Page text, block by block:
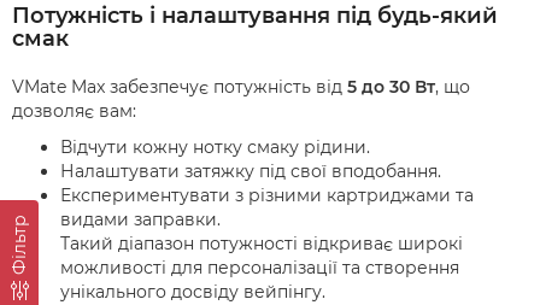
Фільтр
Потужність і налаштування під будь-який
смак
VMate Max забезпечує потужність від 5 до 30 Вт, що
дозволяє вам:
Відчути кожну нотку смаку рідини.
Налаштувати затяжку під свої вподобання.
Експериментувати з різними картриджами та
видами заправки.
Такий діапазон потужності відкриває широкі
можливості для персоналізації та створення
унікального досвіду вейпінгу.